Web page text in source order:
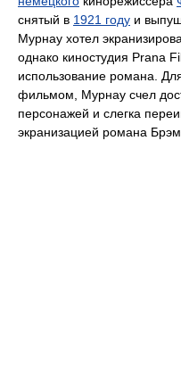
снятый в 1921 году и
Мурнау хотел
однако киностудия Prana
использование романа.
фильмом, Мурнау счел
персонажей и слегка
экранизацией романа